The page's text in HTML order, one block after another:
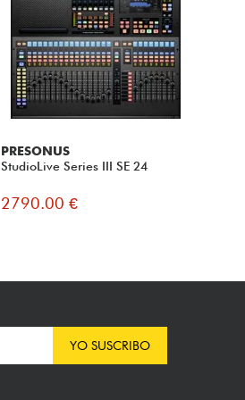
PRESONUS
StudioLive Series III SE 24
2790.00 €
YO SUSCRIBO